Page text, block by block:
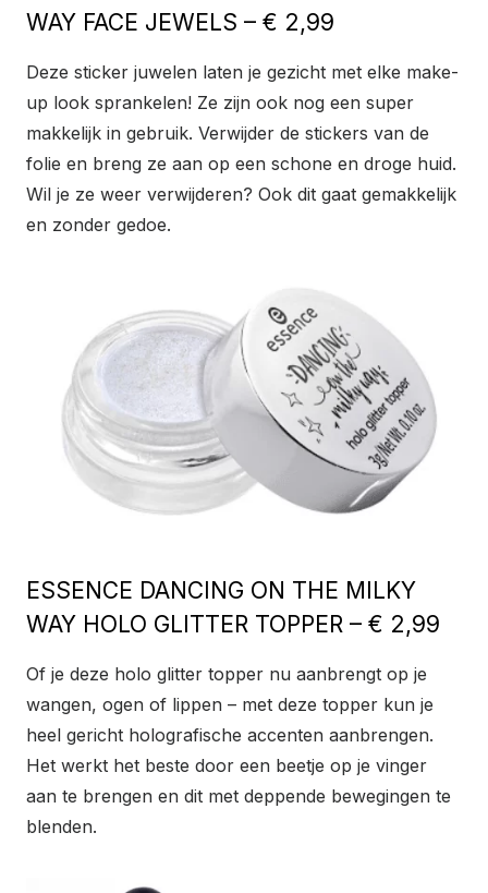
WAY FACE JEWELS – € 2,99
Deze sticker juwelen laten je gezicht met elke make-
up look sprankelen! Ze zijn ook nog een super
makkelijk in gebruik. Verwijder de stickers van de
folie en breng ze aan op een schone en droge huid.
Wil je ze weer verwijderen? Ook dit gaat gemakkelijk
en zonder gedoe.
ESSENCE DANCING ON THE MILKY
WAY HOLO GLITTER TOPPER – € 2,99
Of je deze holo glitter topper nu aanbrengt op je
wangen, ogen of lippen – met deze topper kun je
heel gericht holografische accenten aanbrengen.
Het werkt het beste door een beetje op je vinger
aan te brengen en dit met deppende bewegingen te
blenden.